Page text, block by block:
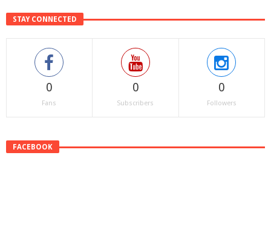
STAY CONNECTED
0
Fans
0
Subscribers
0
Followers
FACEBOOK